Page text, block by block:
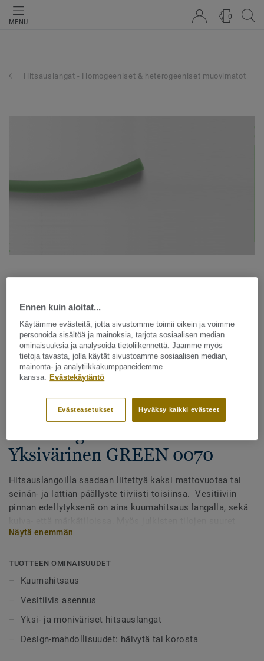
MENU
0
Hitsauslangat - Homogeeniset & heterogeeniset muovimatot
Katso kaikki kuosit - NCS ja LRV (1096)
Hitsauslangat - Homogeeniset
Yksivärinen GREEN 0070
Hitsauslangoilla saadaan liitettyä kaksi mattovuotaa tai
seinän- ja lattian päällyste tiiviisti toisiinsa. Vesitiiviin
pinnan edellytyksenä on aina kuumahitsaus langalla, sekä
alueet tulee aina lankahitsata. Hitsatut saumat myös
rakoihin. Hitsauslankoja on saatavilla yksi- tai
monivärisenä, joko häivyttämään saumakohdat tai
Näytä enemmän
TUOTTEEN OMINAISUUDET
Kuumahitsaus
Vesitiivis asennus
Yksi- ja moniväriset hitsauslangat
Design-mahdollisuudet: häivytä tai korosta
Ennen kuin aloitat...
Käytämme evästeitä, jotta sivustomme toimii oikein ja voimme
personoida sisältöä ja mainoksia, tarjota sosiaalisen median
ominaisuuksia ja analysoida tietoliikennettä. Jaamme myös
tietoja tavasta, jolla käytät sivustoamme sosiaalisen median,
mainonta- ja analytiikkakumppaneidemme
kanssa.
Evästekäytäntö
Hyväksy kaikki evästeet
Evästeasetukset